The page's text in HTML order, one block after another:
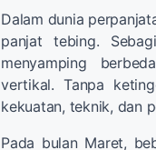
Dalam dunia
panjat tebing.
menyamping
vertikal. Tanpa
kekuatan, teknik, dan
Pada bulan Maret,